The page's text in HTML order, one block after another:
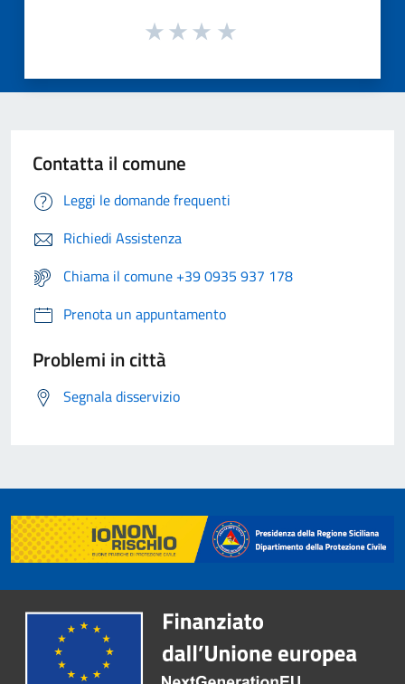
Contatta il comune
Leggi le domande frequenti
Richiedi Assistenza
Chiama il comune +39 0935 937 178
Prenota un appuntamento
Problemi in città
Segnala disservizio